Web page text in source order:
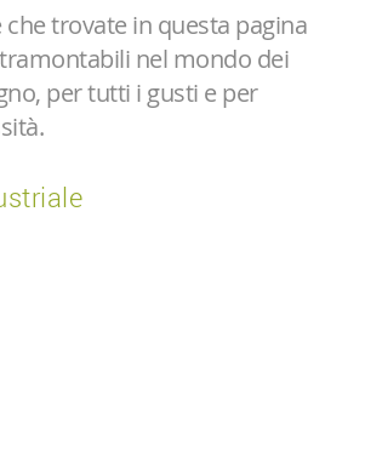
trovate in questa pagina
nel mondo dei
per tutti i gusti e per